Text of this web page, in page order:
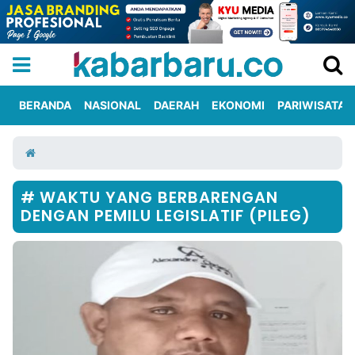
Iklan
Berita
Kami
Berita
Nasional
International
Olahraga
Entertainment
Daerah
Pariwisata
Kuliner
Kolom
BERANDA NASIONAL DAERAH EKONOMI PARIWISATA
WAKTU YANG BERBARENGAN
DENGAN PEMILU LEGISLATIF (PILEG)